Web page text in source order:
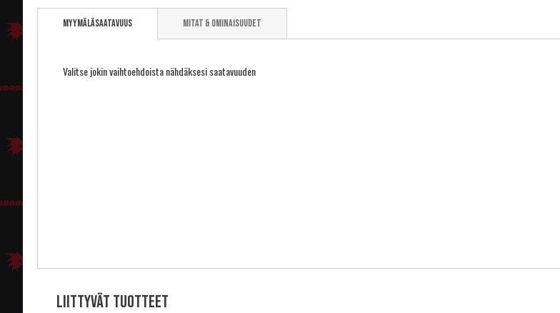
to
Myymäläsaatavuus
Valitse jokin vaihtoehdoista nähdäksesi saatavuuden
Mitat & ominaisuudet
Liittyvät tuotteet